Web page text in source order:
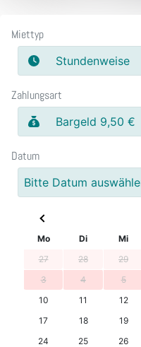
Miettyp
Stundenweise
Zahlungsart
Bargeld 9,50 €
Datum
Bitte Datum
Mo
Di Mi
27
28 29
3
4 5
10
11 12
17
18 19
24
25 26